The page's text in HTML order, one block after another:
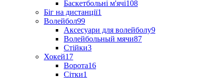
Баскетбольні м'ячі108
Біг на дистанції1
Волейбол99
Аксесуари для волейболу9
Волейбольный мячи87
Стійки3
Хокей17
Ворота16
Сітки1